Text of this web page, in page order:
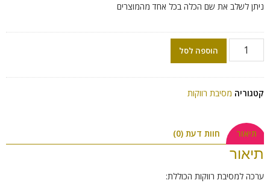
ניתן לשלב את שם הכלה בכל אחד מהמוצרים
הוספה לסל
קטגוריה מסיבת רווקות
תיאור חוות דעת (0)
תיאור
ערכה למסיבת רווקות הכוללת: